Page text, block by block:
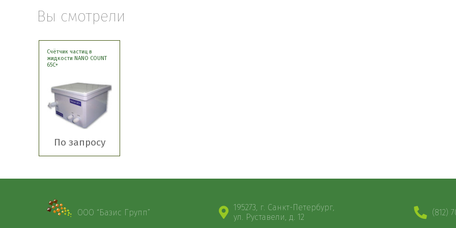
Вы смотрели
Счётчик частиц в
жидкости NANO COUNT
65С+
По запросу
ООО “Базис Групп”
195273, г. Санкт-Петербург,
ул. Руставели, д. 12
(812)